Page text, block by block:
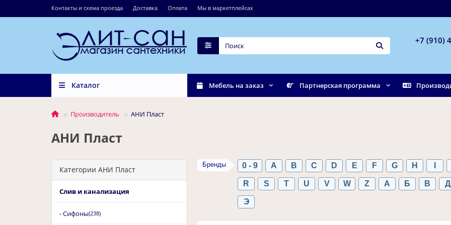
Контакты и схема проезда Доставка Оплата Мы в маркетплейсах
+7 (910)
Каталог Мебель на заказ Партнерская программа
Производитель АНИ Пласт
АНИ Пласт
Категории АНИ Пласт
Слив и канализация
- Сифоны(238)
Бренды 0 - 9 A B C D E F G H
R S T U V W Z А Б В Д
Э